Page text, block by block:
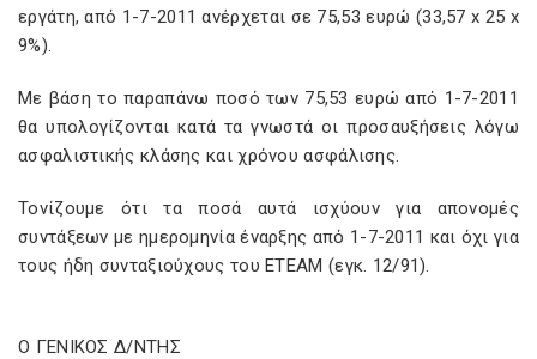
εργάτη, από 1-7-2011 ανέρχεται σε 75,53 ευρώ (33,57 x 25 x
9%).
Με βάση το παραπάνω ποσό των 75,53 ευρώ από 1-7-2011
θα υπολογίζονται κατά τα γνωστά οι προσαυξήσεις λόγω
ασφαλιστικής κλάσης και χρόνου ασφάλισης.
Τονίζουμε ότι τα ποσά αυτά ισχύουν για απονομές
συντάξεων με ημερομηνία έναρξης από 1-7-2011 και όχι για
τους ήδη συνταξιούχους του ΕΤΕΑΜ (εγκ. 12/91).
Ο ΓΕΝΙΚΟΣ Δ/ΝΤΗΣ